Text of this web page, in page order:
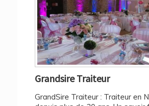
Grandsire Traiteur
GrandSire Traiteur : Traiteur en